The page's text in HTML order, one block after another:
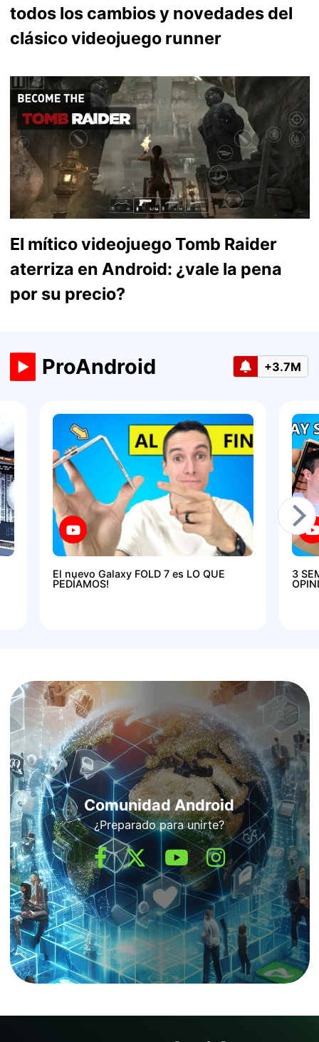
todos los cambios y novedades del
clásico videojuego runner
El mítico videojuego Tomb Raider
aterriza en Android: ¿vale la pena
por su precio?
ProAndroid +3.7M
El nuevo Galaxy FOLD 7 es LO QUE
PEDÍAMOS!
3
Comunidad Android
¿Preparado para unirte?